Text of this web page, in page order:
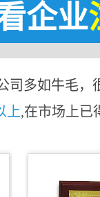
企业
司多如牛毛，
上,在市场上已